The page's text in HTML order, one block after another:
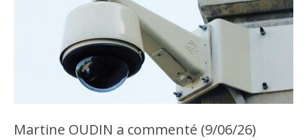
Martine OUDIN a commenté (9/06/26)